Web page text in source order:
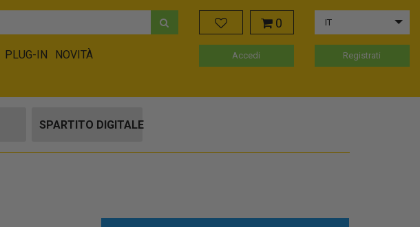
PLUG-IN
NOVITÀ
0 IT
Accedi Registrati
SPARTITO DIGITALE